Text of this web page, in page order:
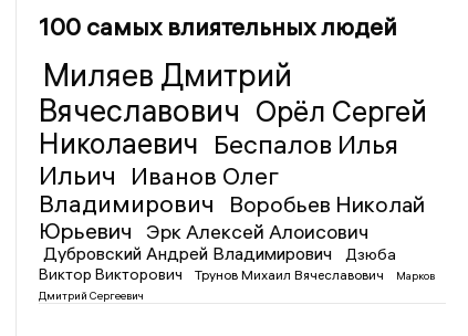
100 самых влиятельных людей
Миляев Дмитрий
Вячеславович Орёл Сергей
Николаевич Беспалов Илья
Ильич
Иванов Олег
Владимирович
Воробьев Николай
Юрьевич
Эрк Алексей Алоисович
Дубровский Андрей Владимирович
Дзюба
Виктор Викторович
Трунов Михаил Вячеславович
Марков
Дмитрий Сергеевич